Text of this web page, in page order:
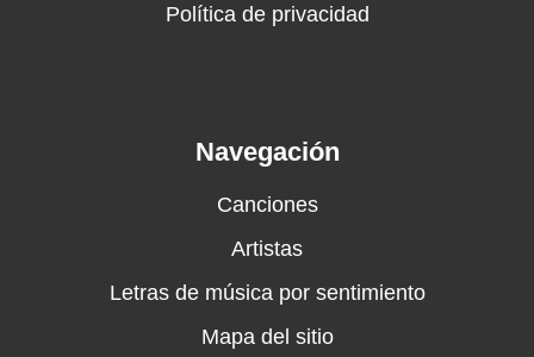
Política de privacidad
Navegación
Canciones
Artistas
Letras de música por sentimiento
Mapa del sitio